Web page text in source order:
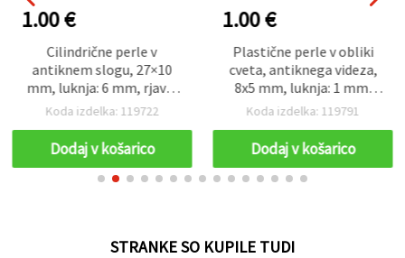
1.00 €
Cilindrične perle v
antiknem slogu, 27×10
mm, luknja: 6 mm, rjave,
za DIY ustvarjanje in
kosov)
Koda izdelka: 119722
Dodaj v košarico
1.00 €
Plastične perle v obliki
cveta, antiknega videza,
8x5 mm, luknja: 1 mm,
rjave – 50 g (~280 kos)
Koda izdelka: 119791
Dodaj v košarico
STRANKE SO KUPILE TUDI